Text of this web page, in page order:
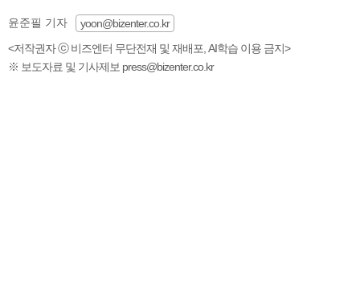
윤준필 기자
yoon@bizenter.co.kr
<저작권자 ⓒ 비즈엔터 무단전재 및 재배포, AI학습 이용 금지>
※ 보도자료 및 기사제보 press@bizenter.co.kr